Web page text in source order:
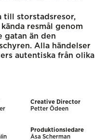
till storstadsresor,
resmål genom
gatan än den
Alla händelser
autentiska från olika
Creative Director
Petter Ödeen
Produktionsledare
Åsa Scherman